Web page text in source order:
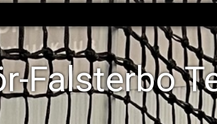
Falsterbo